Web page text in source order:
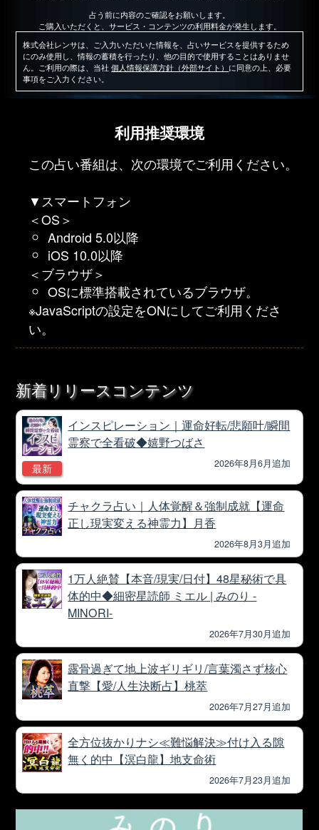
占う前に内容のご確認をお願いします。
ご購入いただくと、サービス・コンテンツの利用料金が発生します。
株式会社レンサは、ご入力いただいた情報を、占いサービスを提供するため
にのみ使用し、情報の蓄積を行ったり、他の目的で使用することはありませ
ん。ご利用の際は、当社個人情報保護方針（外部サイト） に同意の上、必要
事項をご入力ください。
利用推奨環境
この占い番組は、次の環境でご利用ください。
▼スマートフォン
＜OS＞
Android 5.0以降
iOS 10.0以降
＜ブラウザ＞
OSに標準搭載されているブラウザ。
※JavaScriptの設定をONにしてご利用くださ
い。
新着リリースコンテンツ
最新
インスピレーション｜運命好転/悲願叶/瞬間
霊察で全看破◆嬉野つばさ
2026年8月6月追加
チャクラ占い｜人体覚醒＆強制成就【運命
正し現実変える神霊力】月香
2026年8月3月追加
1万人絶賛【本音/現実/日付】48星秘術で具
体的中◆細密星読師 ミエル | みのり -
MINORI-
2026年7月30月追加
露骨過ぎて地上波ギリギリ/言葉濁さず核心
直撃【愛/人生決断占】桃萃
2026年7月27月追加
全方位抜かりナシ≪難悩解決≫付け入る隙
無く的中【溟白龍】地支命術
2026年7月23月追加